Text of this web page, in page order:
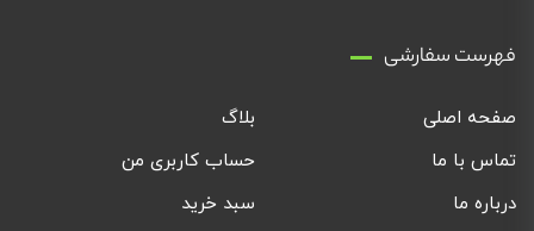
فهرست سفارشی
صفحه اصلی
بلاگ
تماس با ما
حساب کاربری من
درباره ما
سبد خرید